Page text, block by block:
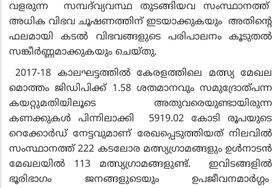
വളരുന്ന സമ്പദ്‌വ്യവസ്ഥ തുടങ്ങിയവ സംസ്ഥാനത്ത്
അധിക വിഭവ ചൂഷണത്തിന് ഇടയാക്കുകയും അതിന്റെ
ഫലമായി കടല്‍ വിഭവങ്ങളുടെ പരിപാലനം കൂടുതല്‍
സങ്കീര്‍ണ്ണമാക്കുകയും ചെയ്തു.
2017-18 കാലഘട്ടത്തില്‍ കേരളത്തിലെ മത്സ്യ മേഖല
മൊത്തം ജിഡിപിക്ക് 1.58 ശതമാനവും സമുദ്രോത്പന്ന
കയറ്റുമതിയിലൂടെ അതുവരെയുണ്ടായിരുന്ന
കണക്കുകള്‍ പിന്നിലാക്കി 5919.02 കോടി രൂപയുടെ
റെക്കോര്‍ഡ് നേട്ടവുമാണ് രേഖപ്പെടുത്തിയത് നിലവില്‍
സംസ്ഥാനത്ത് 222 കടലോര മത്സ്യഗ്രാമങ്ങളും ഉള്‍നാടന്‍
മേഖലയില്‍ 113 മത്സ്യഗ്രാമങ്ങളുണ്ട്. ഇവിടങ്ങളില്‍
ഭൂരിഭാഗം ജനങ്ങളുടെയും ഉപജീവനമാര്‍ഗ്ഗം